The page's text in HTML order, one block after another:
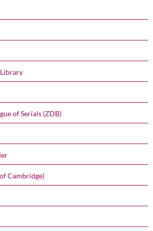
of Serials (ZDB)
Cambridge)